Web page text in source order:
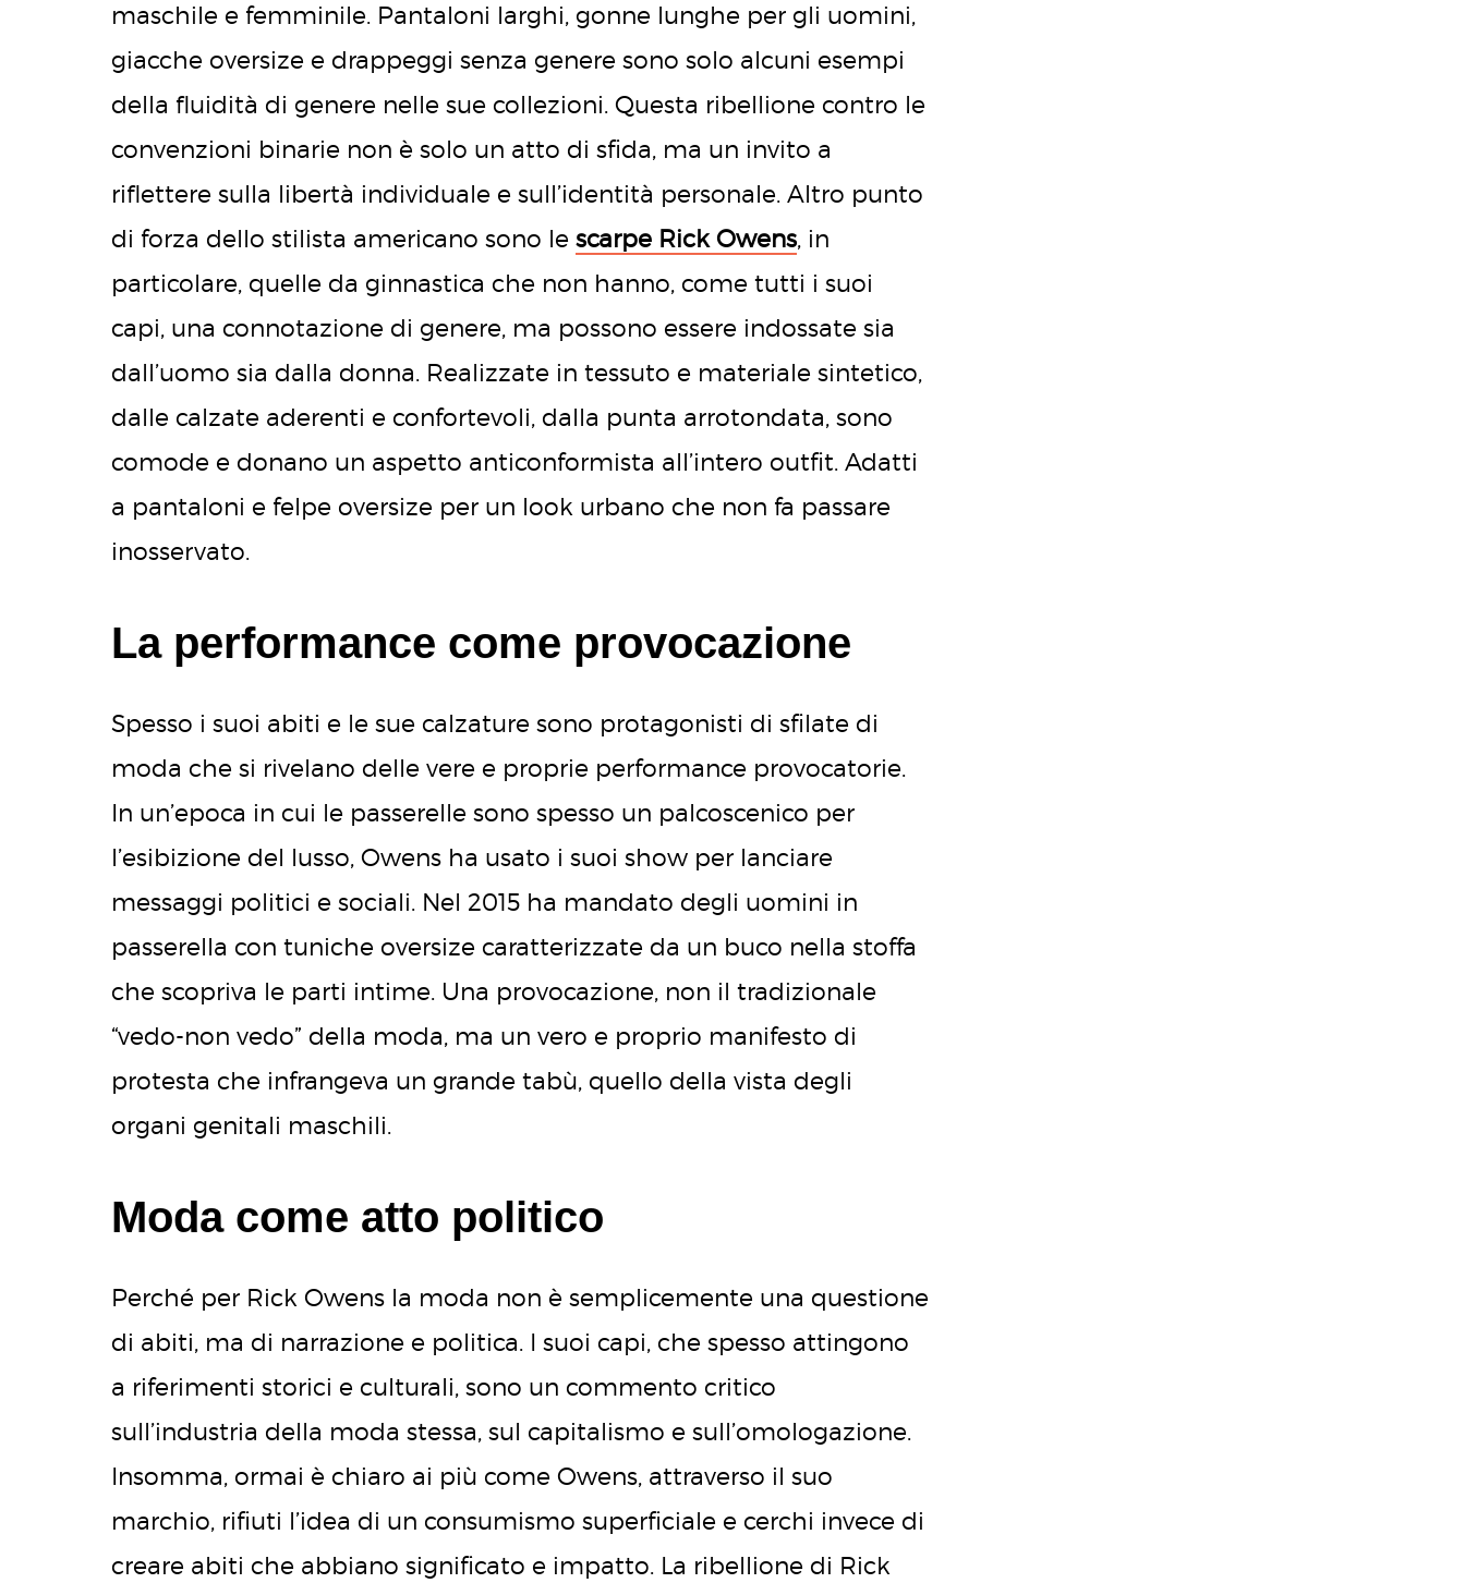
maschile e femminile. Pantaloni larghi, gonne lunghe per gli uomini,
giacche oversize e drappeggi senza genere sono solo alcuni esempi
della fluidità di genere nelle sue collezioni. Questa ribellione contro le
convenzioni binarie non è solo un atto di sfida, ma un invito a
riflettere sulla libertà individuale e sull’identità personale. Altro punto
di forza dello stilista americano sono le scarpe Rick Owens, in
particolare, quelle da ginnastica che non hanno, come tutti i suoi
capi, una connotazione di genere, ma possono essere indossate sia
dall’uomo sia dalla donna. Realizzate in tessuto e materiale sintetico,
dalle calzate aderenti e confortevoli, dalla punta arrotondata, sono
comode e donano un aspetto anticonformista all’intero outfit. Adatti
a pantaloni e felpe oversize per un look urbano che non fa passare
inosservato.
La performance come provocazione
Spesso i suoi abiti e le sue calzature sono protagonisti di sfilate di
moda che si rivelano delle vere e proprie performance provocatorie.
In un’epoca in cui le passerelle sono spesso un palcoscenico per
l’esibizione del lusso, Owens ha usato i suoi show per lanciare
messaggi politici e sociali. Nel 2015 ha mandato degli uomini in
passerella con tuniche oversize caratterizzate da un buco nella stoffa
che scopriva le parti intime. Una provocazione, non il tradizionale
“vedo-non vedo” della moda, ma un vero e proprio manifesto di
protesta che infrangeva un grande tabù, quello della vista degli
organi genitali maschili.
Moda come atto politico
Perché per Rick Owens la moda non è semplicemente una questione
di abiti, ma di narrazione e politica. I suoi capi, che spesso attingono
a riferimenti storici e culturali, sono un commento critico
sull’industria della moda stessa, sul capitalismo e sull’omologazione.
Insomma, ormai è chiaro ai più come Owens, attraverso il suo
marchio, rifiuti l’idea di un consumismo superficiale e cerchi invece di
creare abiti che abbiano significato e impatto. La ribellione di Rick